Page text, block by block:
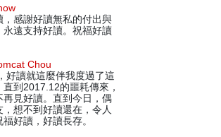
，感謝好讀無私的付出與
永遠支持好讀。祝福好讀
Chou
好讀就這麼伴我度過了這
到2017.12的噩耗傳來，
再見好讀。直到今日，偶
想不到好讀還在，令人
好讀，好讀長存。